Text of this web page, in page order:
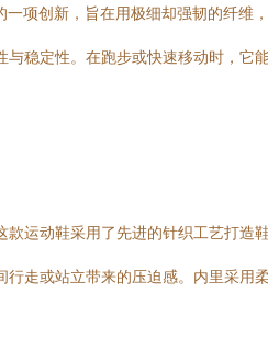
一项创新，旨在用极细却强韧的纤
稳定性。在跑步或快速移动时，
运动鞋采用了先进的针织工艺打
走或站立带来的压迫感。内里采